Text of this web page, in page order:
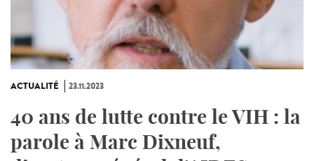
ACTUALITÉ 23.11.2023
40 ans de lutte contre le VIH : la
parole à Marc Dixneuf,